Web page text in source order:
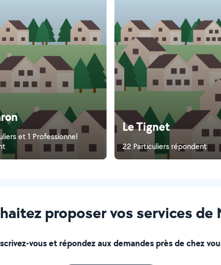
et 1 Professionnel
Le Tignet
22 Particuliers répondent
proposer vos services de
vous et répondez aux demandes près de chez